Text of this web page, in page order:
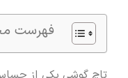
فهرست